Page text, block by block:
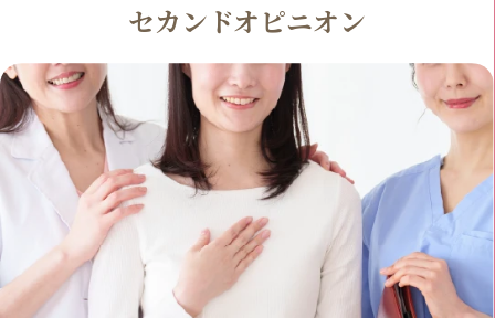
セカンドオピニオン